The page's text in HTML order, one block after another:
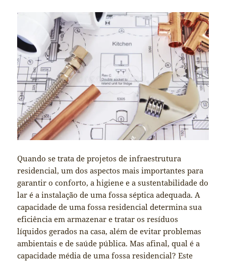
Quando se trata de projetos de infraestrutura
residencial, um dos aspectos mais importantes para
garantir o conforto, a higiene e a sustentabilidade do
lar é a instalação de uma fossa séptica adequada. A
capacidade de uma fossa residencial determina sua
eficiência em armazenar e tratar os resíduos
líquidos gerados na casa, além de evitar problemas
ambientais e de saúde pública. Mas afinal, qual é a
capacidade média de uma fossa residencial? Este